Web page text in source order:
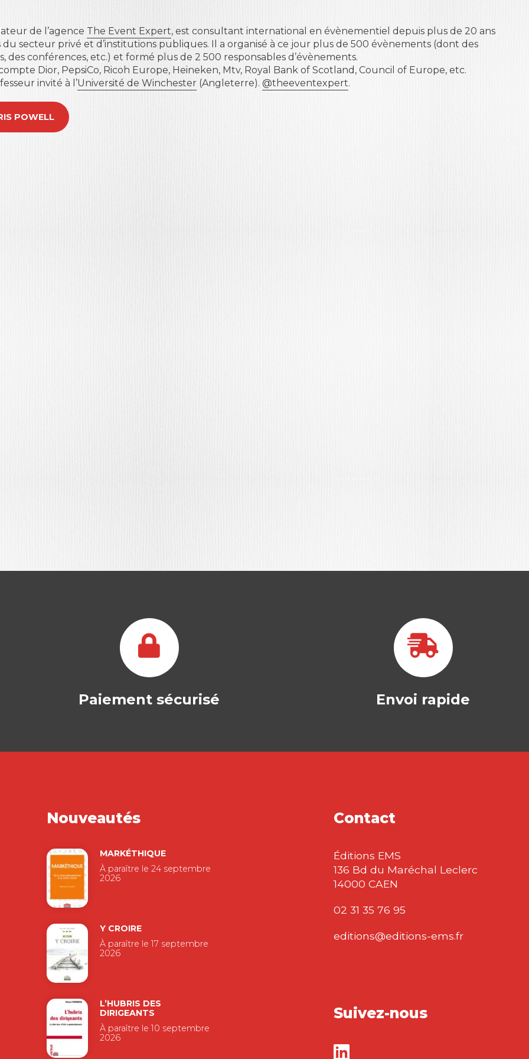
de l’agence The Event Expert, est consultant international en évènementiel depuis plus de 20 ans
du secteur privé et d’institutions publiques. Il a organisé à ce jour plus de 500 évènements (dont des
des conférences, etc.) et formé plus de 2 500 responsables d’évènements.
Dior, PepsiCo, Ricoh Europe, Heineken, Mtv, Royal Bank of Scotland, Council of Europe, etc.
invité à l’Université de Winchester (Angleterre). @theeventexpert.
POWELL
Paiement sécurisé Envoi rapide
Nouveautés
MARKÉTHIQUE
À paraître le 24 septembre
2026
Y CROIRE
À paraître le 17 septembre
2026
L’HUBRIS DES
DIRIGEANTS
À paraître le 10 septembre
2026
Contact
Éditions EMS
136 Bd du Maréchal Leclerc
14000 CAEN
02 31 35 76 95
editions@editions-ems.fr
Suivez-nous